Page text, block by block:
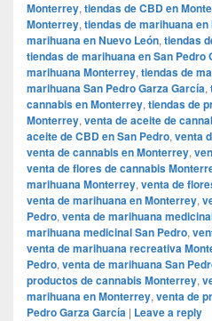
Monterrey, tiendas de CBD en
Monterrey, tiendas de marihuana
marihuana en Nuevo León, tiendas
tiendas de marihuana en San Pedro
marihuana Monterrey, tiendas de
marihuana San Pedro Garza García,
cannabis en Monterrey, tiendas de
Monterrey, venta de aceite de
aceite de CBD en San Pedro, venta
venta de cannabis en Monterrey,
venta de flores de cannabis
marihuana Monterrey, venta de
venta de marihuana en Monterrey,
Pedro, venta de marihuana
marihuana medicinal San Pedro,
venta de marihuana recreativa
Pedro, venta de marihuana San
productos de cannabis Monterrey,
marihuana en Monterrey, venta de
Pedro Garza García | Leave a reply